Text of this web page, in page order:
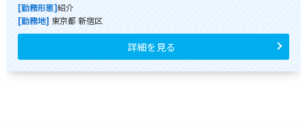
[勤務形態]紹介
[勤務地] 東京都 新宿区
詳細を見る